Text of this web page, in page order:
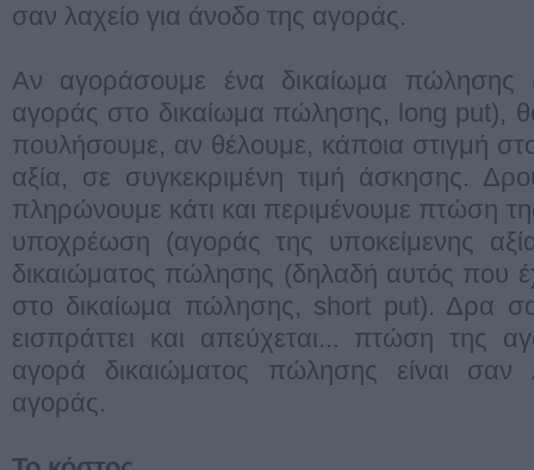
σαν λαχείο για άνοδο της αγοράς.
Αν αγοράσουμε ένα δικαίωμα πώλησης
αγοράς στο δικαίωμα πώλησης, long put),
πουλήσουμε, αν θέλουμε, κάποια στιγμή
αξία, σε συγκεκριμένη τιμή άσκησης.
πληρώνουμε κάτι και περιμένουμε πτώση
υποχρέωση (αγοράς της υποκείμενης
δικαιώματος πώλησης (δηλαδή αυτός που
στο δικαίωμα πώλησης, short put). Δρα
εισπράττει και απεύχεται... πτώση της
αγορά δικαιώματος πώλησης είναι σαν
αγοράς.